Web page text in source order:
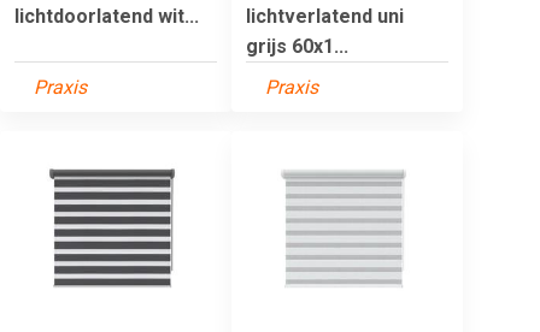
lichtdoorlatend wit...
Praxis
lichtverlatend uni
grijs 60x1...
Praxis